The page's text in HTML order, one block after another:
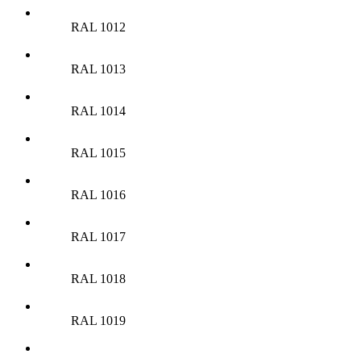
RAL 1012
RAL 1013
RAL 1014
RAL 1015
RAL 1016
RAL 1017
RAL 1018
RAL 1019